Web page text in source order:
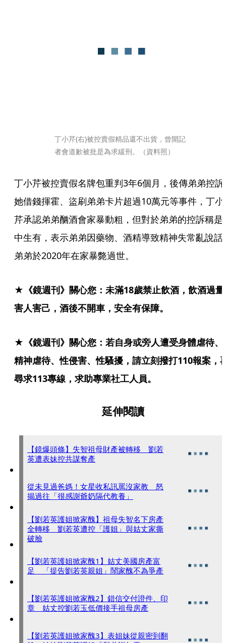
丁小芹(右)被控賣假精品還不出貨，曾開記
者會道歉被批是為求緩刑。（資料照）
丁小芹被控賣假名牌包重判3年6個月，後傳弟弟控訴
她借錢揮霍、盜刷弟弟卡片超過10萬元等事件，丁小
芹承認弟弟酗酒會家暴動粗，但對於弟弟的控訴稱是
中生有，表示弟弟因藥物、酒精導致精神失常亂說話
弟弟於2020年在家暴斃過世。
★《鏡週刊》關心您：未滿18歲禁止飲酒，飲酒過量
害人害己，酒後不開車，安全有保障。
★《鏡週刊》關心您：若自身或旁人遭受身體虐待、
精神虐待、性侵害、性騷擾，請立刻撥打110報案，
尋求113專線，求助專業社工人員。
延伸閱讀
【鏡爆頭條】失智祖母財產被轉移 劉若
英遭表妹控共謀奪產
從未見過爸媽！女星收私訊罵沒家教 怒
揭過往「很感謝爺奶隔代教養」
【劉若英護姐掀家醜】祖母失智名下房產
全轉移 劉若英遭控「護姐」與姑丈家撕
破臉
【劉若英護姐掀家醜1】姑丈美國房產富
足 「提告劉若英親姐」鬧家醜不為爭產
【劉若英護姐掀家醜2】錯信交付證件、印
章 姑丈控劉若玉低價接手祖母房產
【劉若英護姐掀家醜3】表姐妹從親密到翻